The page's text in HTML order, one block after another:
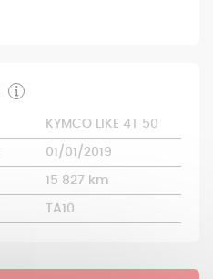
KYMCO LIKE 4T 50
01/01/2019
15 827 km
TA10